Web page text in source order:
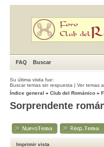
FAQ Buscar
Su última visita fue:
Buscar temas sin respuesta | Ver temas
Índice general » Club del Románico »
Sorprendente
Imprimir vista